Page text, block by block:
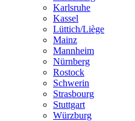
Karlsruhe
Kassel
Lüttich/Liège
Mainz
Mannheim
Nürnberg
Rostock
Schwerin
Strasbourg
Stuttgart
Würzburg